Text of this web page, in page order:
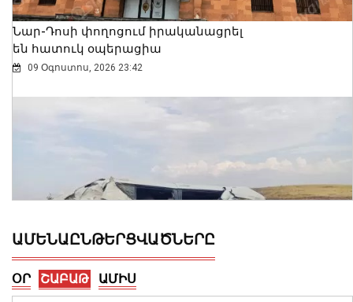
Նար-Դոսի փողոցում իրականացրել
են հատուկ օպերացիա
09 Օգոստոս, 2026 23:42
ԱՄԵՆԱԸՆԹԵՐՑՎԱԾՆԵՐԸ
ՕՐ ՇԱԲԱԹ ԱՄԻՍ